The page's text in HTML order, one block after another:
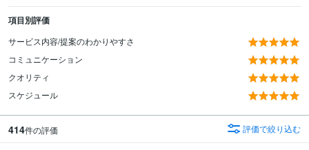
項目別評価
サービス内容/提案のわかりやすさ
コミュニケーション
クオリティ
スケジュール
414件の評価 評価で絞り込む